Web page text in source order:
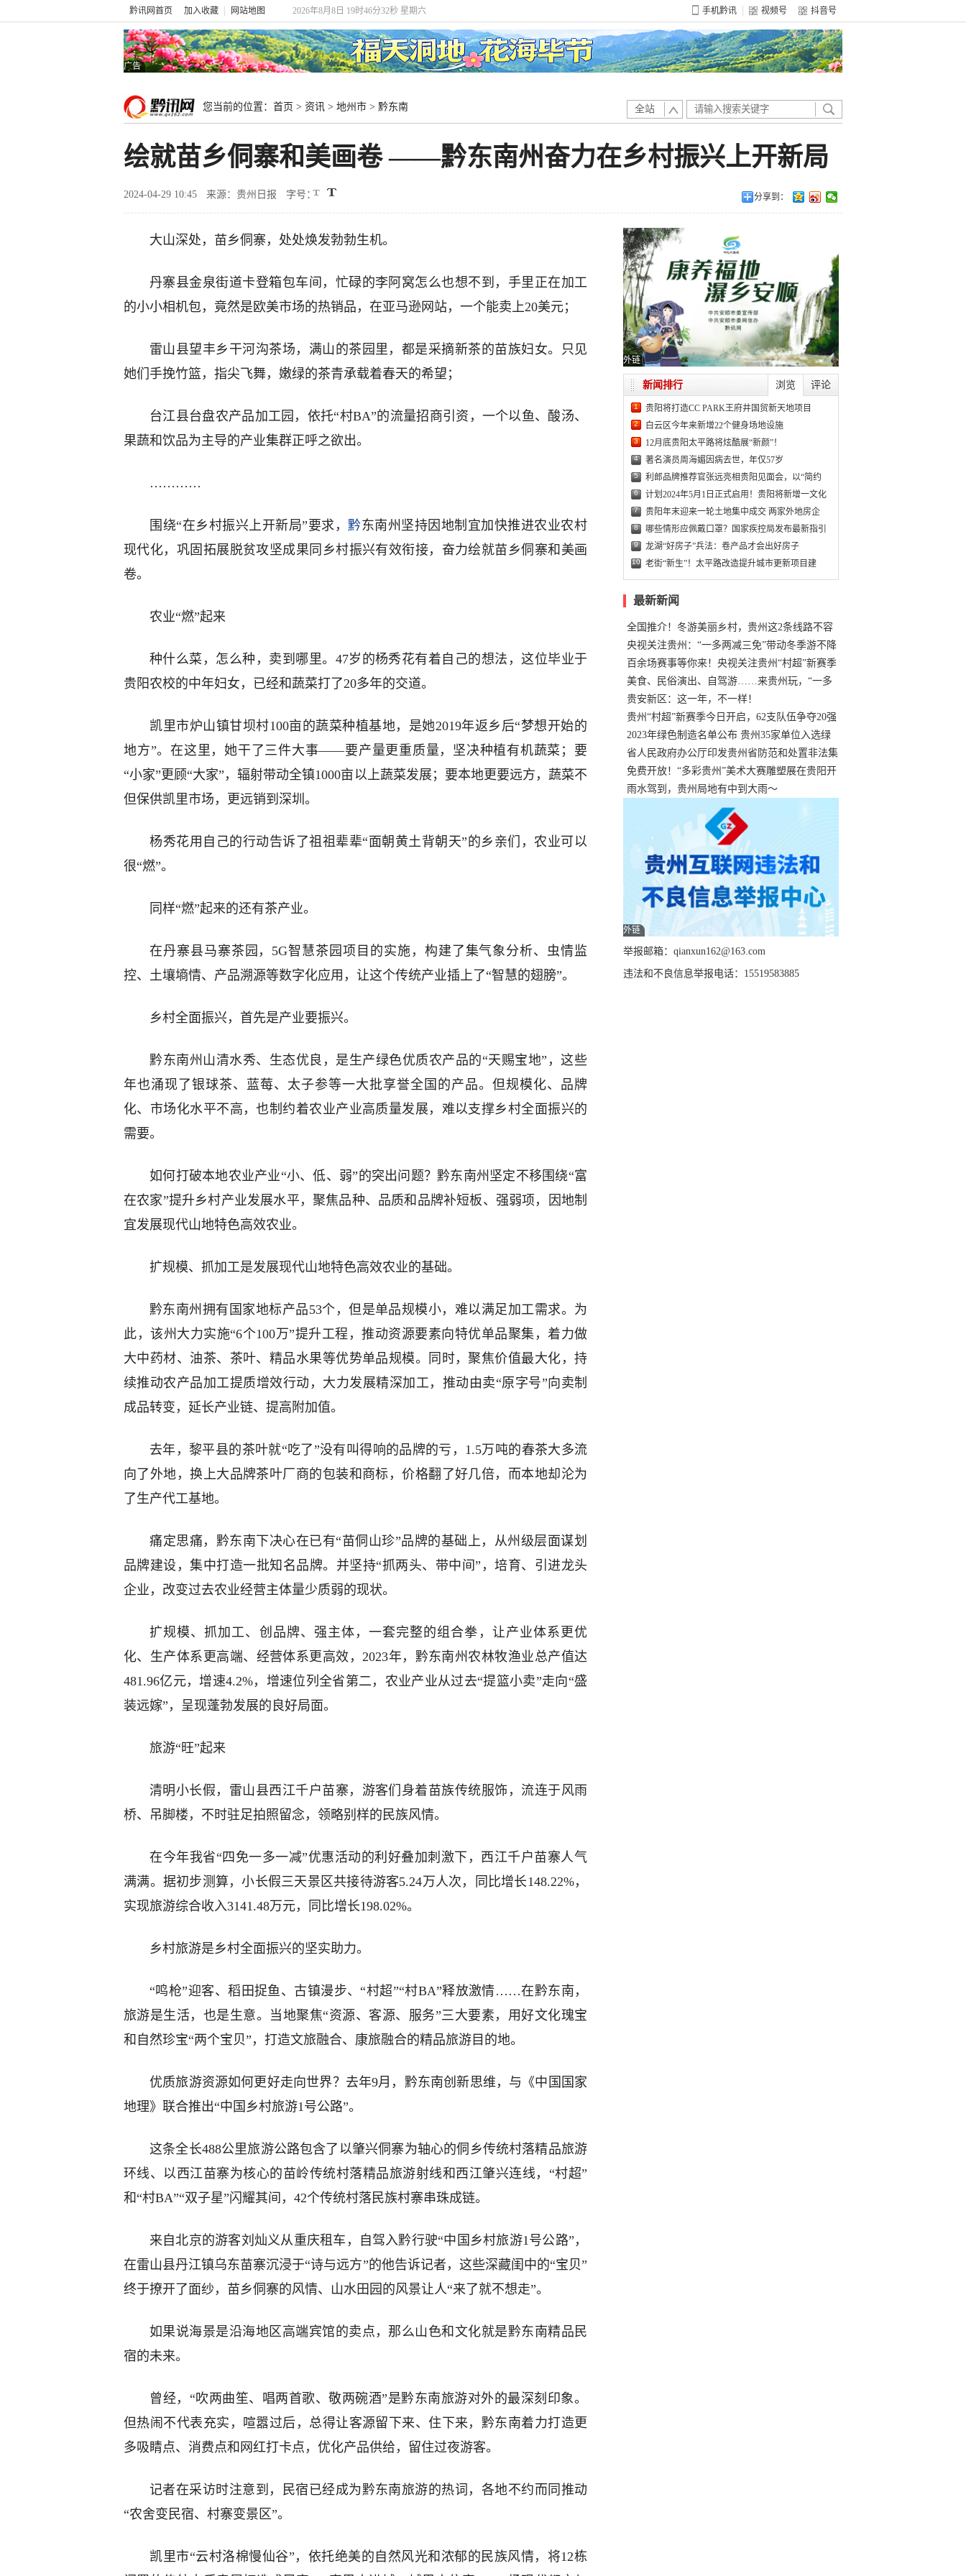
黔讯网首页 加入收藏 网站地图 2026年8月8日 19时46分33秒 星期六 手机黔讯 视频号 抖音号
广告
您当前的位置： 首页 > 资讯 > 地州市 > 黔东南 全站
绘就苗乡侗寨和美画卷 ——黔东南州奋力在乡村振兴上开新局
2024-04-29 10:45 来源：贵州日报 字号： 分享到：
大山深处，苗乡侗寨，处处焕发勃勃生机。
丹寨县金泉街道卡登箱包车间，忙碌的李阿窝怎么也想不到，手里正在加工
的小小相机包，竟然是欧美市场的热销品，在亚马逊网站，一个能卖上20美元；
雷山县望丰乡干河沟茶场，满山的茶园里，都是采摘新茶的苗族妇女。只见
她们手挽竹篮，指尖飞舞，嫩绿的茶青承载着春天的希望；
台江县台盘农产品加工园，依托“村BA”的流量招商引资，一个以鱼、酸汤、
果蔬和饮品为主导的产业集群正呼之欲出。
…………
围绕“在乡村振兴上开新局”要求，黔东南州坚持因地制宜加快推进农业农村
现代化，巩固拓展脱贫攻坚成果同乡村振兴有效衔接，奋力绘就苗乡侗寨和美画
卷。
农业“燃”起来
种什么菜，怎么种，卖到哪里。47岁的杨秀花有着自己的想法，这位毕业于
贵阳农校的中年妇女，已经和蔬菜打了20多年的交道。
凯里市炉山镇甘坝村100亩的蔬菜种植基地，是她2019年返乡后“梦想开始的
地方”。在这里，她干了三件大事——要产量更重质量，坚决种植有机蔬菜；要
“小家”更顾“大家”，辐射带动全镇1000亩以上蔬菜发展；要本地更要远方，蔬菜不
但保供凯里市场，更远销到深圳。
杨秀花用自己的行动告诉了祖祖辈辈“面朝黄土背朝天”的乡亲们，农业可以
很“燃”。
同样“燃”起来的还有茶产业。
在丹寨县马寨茶园，5G智慧茶园项目的实施，构建了集气象分析、虫情监
控、土壤墒情、产品溯源等数字化应用，让这个传统产业插上了“智慧的翅膀”。
乡村全面振兴，首先是产业要振兴。
黔东南州山清水秀、生态优良，是生产绿色优质农产品的“天赐宝地”，这些
年也涌现了银球茶、蓝莓、太子参等一大批享誉全国的产品。但规模化、品牌
化、市场化水平不高，也制约着农业产业高质量发展，难以支撑乡村全面振兴的
需要。
如何打破本地农业产业“小、低、弱”的突出问题？黔东南州坚定不移围绕“富
在农家”提升乡村产业发展水平，聚焦品种、品质和品牌补短板、强弱项，因地制
宜发展现代山地特色高效农业。
扩规模、抓加工是发展现代山地特色高效农业的基础。
黔东南州拥有国家地标产品53个，但是单品规模小，难以满足加工需求。为
此，该州大力实施“6个100万”提升工程，推动资源要素向特优单品聚集，着力做
大中药材、油茶、茶叶、精品水果等优势单品规模。同时，聚焦价值最大化，持
续推动农产品加工提质增效行动，大力发展精深加工，推动由卖“原字号”向卖制
成品转变，延长产业链、提高附加值。
去年，黎平县的茶叶就“吃了”没有叫得响的品牌的亏，1.5万吨的春茶大多流
向了外地，换上大品牌茶叶厂商的包装和商标，价格翻了好几倍，而本地却沦为
了生产代工基地。
痛定思痛，黔东南下决心在已有“苗侗山珍”品牌的基础上，从州级层面谋划
品牌建设，集中打造一批知名品牌。并坚持“抓两头、带中间”，培育、引进龙头
企业，改变过去农业经营主体量少质弱的现状。
扩规模、抓加工、创品牌、强主体，一套完整的组合拳，让产业体系更优
化、生产体系更高端、经营体系更高效，2023年，黔东南州农林牧渔业总产值达
481.96亿元，增速4.2%，增速位列全省第二，农业产业从过去“提篮小卖”走向“盛
装远嫁”，呈现蓬勃发展的良好局面。
旅游“旺”起来
清明小长假，雷山县西江千户苗寨，游客们身着苗族传统服饰，流连于风雨
桥、吊脚楼，不时驻足拍照留念，领略别样的民族风情。
在今年我省“四免一多一减”优惠活动的利好叠加刺激下，西江千户苗寨人气
满满。据初步测算，小长假三天景区共接待游客5.24万人次，同比增长148.22%，
实现旅游综合收入3141.48万元，同比增长198.02%。
乡村旅游是乡村全面振兴的坚实助力。
“鸣枪”迎客、稻田捉鱼、古镇漫步、“村超”“村BA”释放激情……在黔东南，
旅游是生活，也是生意。当地聚焦“资源、客源、服务”三大要素，用好文化瑰宝
和自然珍宝“两个宝贝”，打造文旅融合、康旅融合的精品旅游目的地。
优质旅游资源如何更好走向世界？去年9月，黔东南创新思维，与《中国国家
地理》联合推出“中国乡村旅游1号公路”。
这条全长488公里旅游公路包含了以肇兴侗寨为轴心的侗乡传统村落精品旅游
环线、以西江苗寨为核心的苗岭传统村落精品旅游射线和西江肇兴连线，“村超”
和“村BA”“双子星”闪耀其间，42个传统村落民族村寨串珠成链。
来自北京的游客刘灿义从重庆租车，自驾入黔行驶“中国乡村旅游1号公路”，
在雷山县丹江镇乌东苗寨沉浸于“诗与远方”的他告诉记者，这些深藏闺中的“宝贝”
终于撩开了面纱，苗乡侗寨的风情、山水田园的风景让人“来了就不想走”。
如果说海景是沿海地区高端宾馆的卖点，那么山色和文化就是黔东南精品民
宿的未来。
曾经，“吹两曲笙、唱两首歌、敬两碗酒”是黔东南旅游对外的最深刻印象。
但热闹不代表充实，喧嚣过后，总得让客源留下来、住下来，黔东南着力打造更
多吸睛点、消费点和网红打卡点，优化产品供给，留住过夜游客。
记者在采访时注意到，民宿已经成为黔东南旅游的热词，各地不约而同推动
“农舍变民宿、村寨变景区”。
凯里市“云村洛棉慢仙谷”，依托绝美的自然风光和浓郁的民族风情，将12栋
外链
浏览 评论
新闻排行
1 贵阳将打造CC PARK王府井国贸新天地项目
2 白云区今年来新增22个健身场地设施
3 12月底贵阳太平路将炫酷展“新颜”！
4 著名演员周海媚因病去世，年仅57岁
5 利郎品牌推荐官张远亮相贵阳见面会，以“简约
6 计划2024年5月1日正式启用！贵阳将新增一文化
7 贵阳年末迎来一轮土地集中成交 两家外地房企
8 哪些情形应佩戴口罩？国家疾控局发布最新指引
9 龙湖“好房子”兵法：卷产品才会出好房子
10 老街“新生”！太平路改造提升城市更新项目建
最新新闻
全国推介！冬游美丽乡村，贵州这2条线路不容
错过
央视关注贵州：“一多两减三免”带动冬季游不降
温
百余场赛事等你来！央视关注贵州“村超”新赛季
正式“打响”
美食、民俗演出、自驾游……来贵州玩，“一多
两减三免”！
贵安新区：这一年，不一样！
贵州“村超”新赛季今日开启，62支队伍争夺20强
名额
2023年绿色制造名单公布 贵州35家单位入选绿
色工厂
省人民政府办公厅印发贵州省防范和处置非法集
资工作实施细则
免费开放！“多彩贵州”美术大赛雕塑展在贵阳开
展，持续至1月19日
雨水驾到，贵州局地有中到大雨～
外链
举报邮箱：qianxun162@163.com
违法和不良信息举报电话：15519583885